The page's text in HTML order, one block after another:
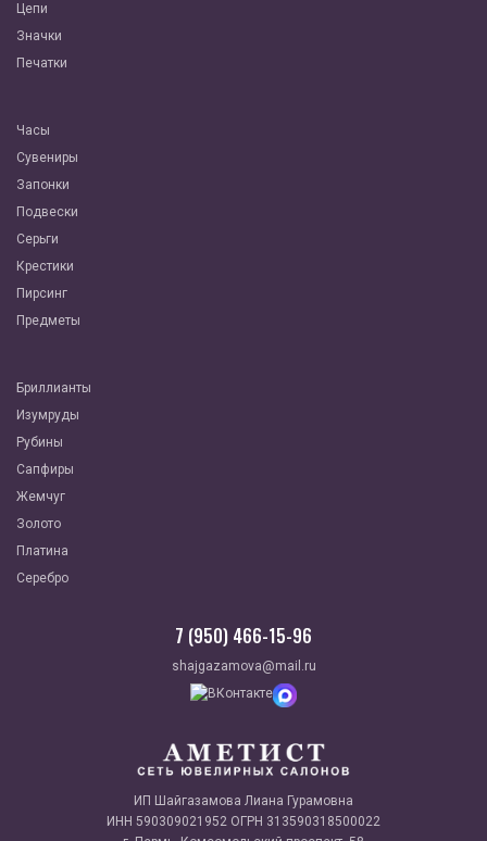
Цепи
Значки
Печатки
Часы
Сувениры
Запонки
Подвески
Серьги
Крестики
Пирсинг
Предметы
Бриллианты
Изумруды
Рубины
Сапфиры
Жемчуг
Золото
Платина
Серебро
7 (950) 466-15-96
shajgazamova@mail.ru
ИП Шайгазамова Лиана Гурамовна
ИНН 590309021952 ОГРН 313590318500022